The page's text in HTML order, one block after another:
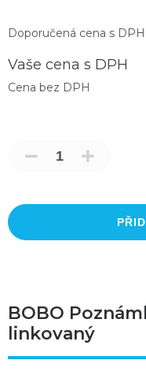
Doporučená cena s DPH
Vaše cena s DPH
Cena bez DPH
BOBO
linkovaný